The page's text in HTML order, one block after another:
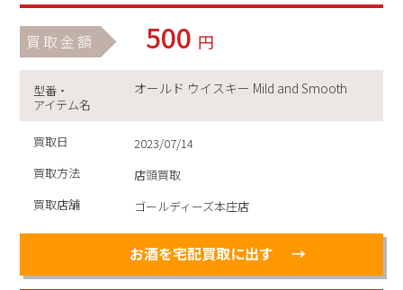
買取金額 500 円
型番・
アイテム名
オールド ウイスキー Mild and Smooth
買取日
2023/07/14
買取方法
店頭買取
買取店舗
ゴールディーズ本庄店
お酒を宅配買取に出す